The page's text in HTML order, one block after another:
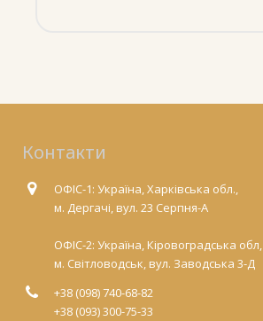
Контакти
ОФІС-1: Україна, Харківська обл.,
м. Дергачі, вул. 23 Серпня-А
ОФІС-2: Україна, Кіровоградська обл,
м. Світловодськ, вул. Заводська 3-Д
+38 (098) 740-68-82
+38 (093) 300-75-33